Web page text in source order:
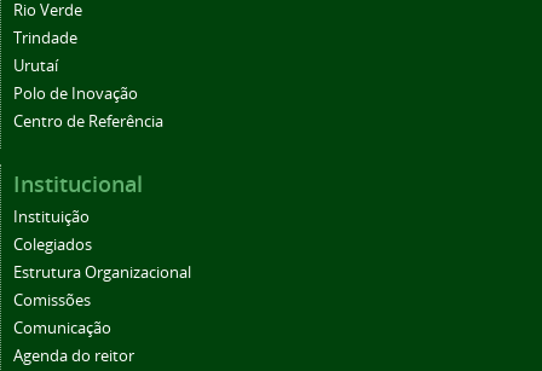
Rio Verde
Trindade
Urutaí
Polo de Inovação
Centro de Referência
Institucional
Instituição
Colegiados
Estrutura Organizacional
Comissões
Comunicação
Agenda do reitor